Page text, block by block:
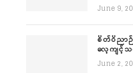
June 9,
စိတ်ဝိညာ
လေ့ကျင့်
June 2,